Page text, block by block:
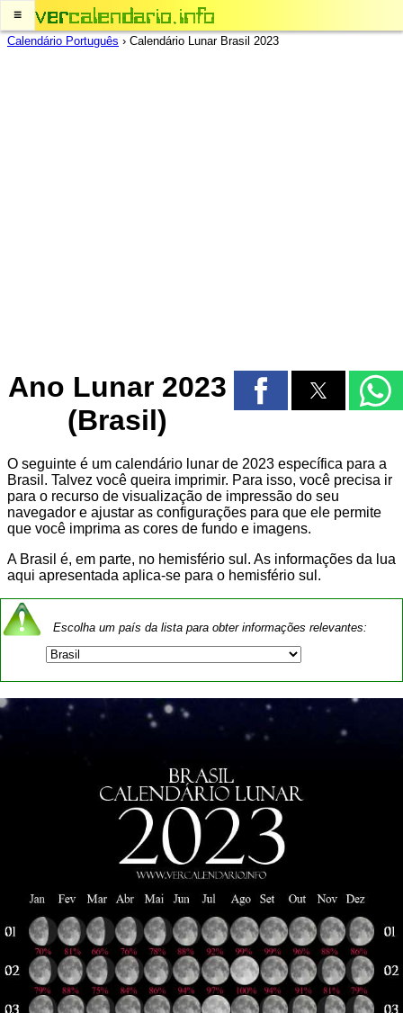
≡
Calendário Português › Calendário Lunar Brasil 2023
Ano Lunar 2023
(Brasil)
O seguinte é um calendário lunar de 2023 específica para a
Brasil. Talvez você queira imprimir. Para isso, você precisa ir
para o recurso de visualização de impressão do seu
navegador e ajustar as configurações para que ele permite
que você imprima as cores de fundo e imagens.
A Brasil é, em parte, no hemisfério sul. As informações da lua
aqui apresentada aplica-se para o hemisfério sul.
Escolha um país da lista para obter informações relevantes: